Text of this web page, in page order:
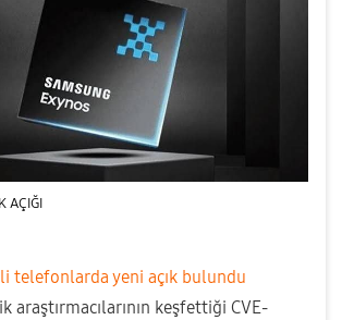
AÇIĞI
telefonlarda yeni açık bulundu
araştırmacılarının keşfettiği CVE-